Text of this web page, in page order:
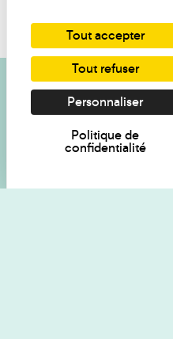
Je souhaite
Inscrivez-
Tout accepter
Tout refuser
Personnaliser
Politique de
confidentialité